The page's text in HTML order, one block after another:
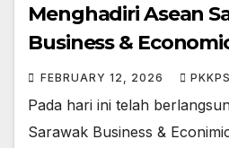
Menghadiri Asean
Business &
FEBRUARY 12, 2026 PKKPS
Pada hari ini telah
Sarawak Business &